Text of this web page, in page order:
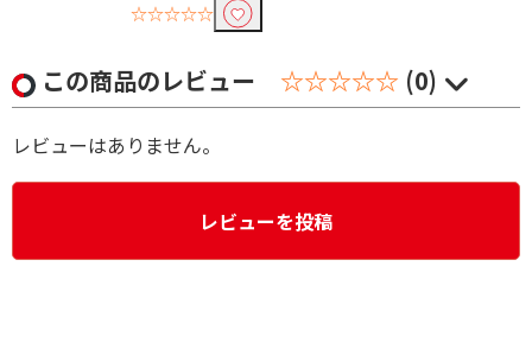
☆☆☆☆☆
この商品のレビュー ☆☆☆☆☆ (0)
レビューはありません。
レビューを投稿